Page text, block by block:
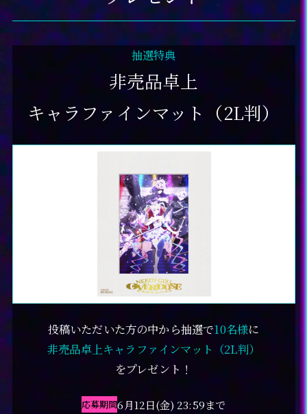
抽選特典
非売品卓上
キャラファインマット（2L判）
投稿いただいた方の中から抽選で10名様に
非売品卓上キャラファインマット（2L判）
をプレゼント！
応募期間6月12日(金) 23:59まで